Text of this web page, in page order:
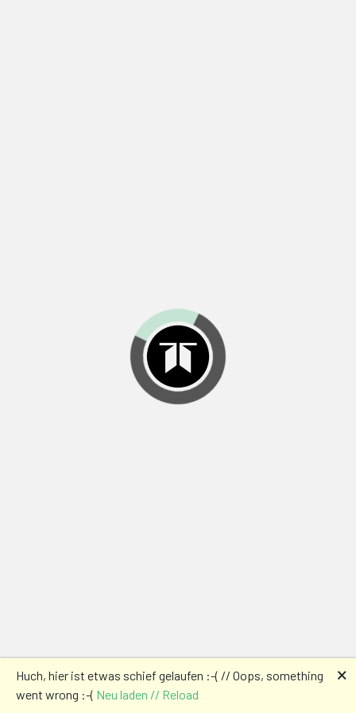
Huch, hier ist etwas schief gelaufen :-( // Oops, something
went wrong :-( Neu laden // Reload
🗙